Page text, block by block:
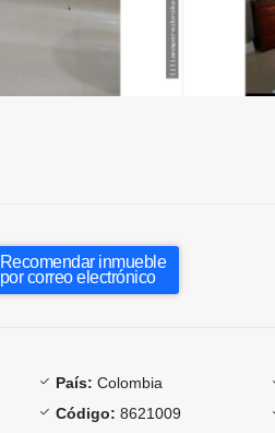
Recomendar inmueble
por correo electrónico
País: Colombia
Código: 8621009